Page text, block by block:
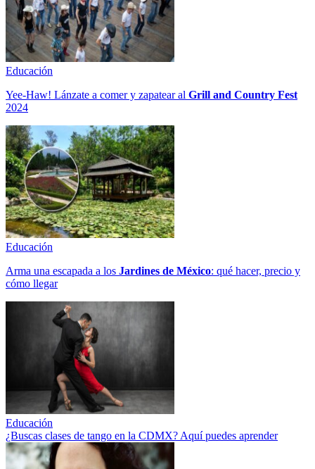
Educación
Yee-Haw! Lánzate a comer y zapatear al Grill and Country Fest
2024
Educación
Arma una escapada a los Jardines de México: qué hacer, precio y
cómo llegar
Educación
¿Buscas clases de tango en la CDMX? Aquí puedes aprender